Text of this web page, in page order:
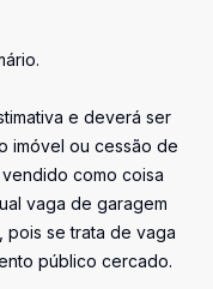
e deverá ser
imóvel ou cessão de
como coisa
vaga de garagem
pois se trata de vaga
público cercado.